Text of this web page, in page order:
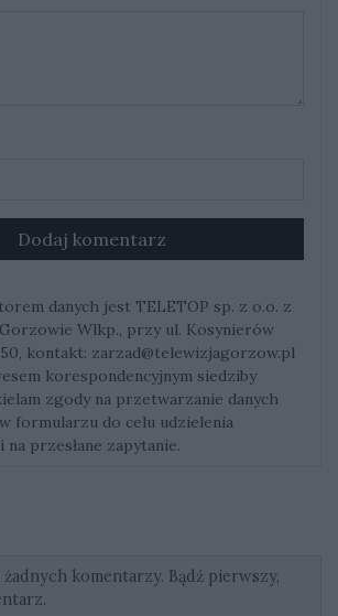
Dodaj komentarz
danych jest TELETOP sp. z o.o. z
Wlkp., przy ul. Kosynierów
kontakt: zarzad@telewizjagorzow.pl
korespondencyjnym siedziby
zgody na przetwarzanie danych
formularzu do celu udzielenia
przesłane zapytanie.
komentarzy. Bądź pierwszy,